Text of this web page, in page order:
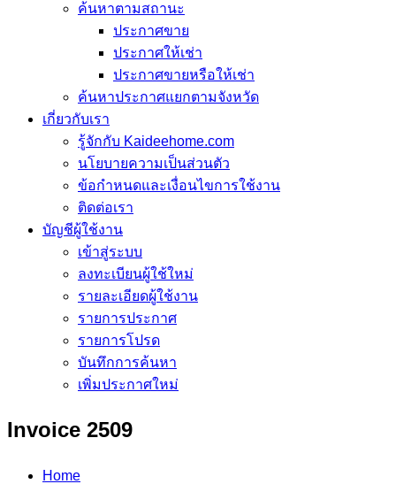
ค้นหาตามสถานะ
ประกาศขาย
ประกาศให้เช่า
ประกาศขายหรือให้เช่า
ค้นหาประกาศแยกตามจังหวัด
เกี่ยวกับเรา
รู้จักกับ Kaideehome.com
นโยบายความเป็นส่วนตัว
ข้อกำหนดและเงื่อนไขการใช้งาน
ติดต่อเรา
บัญชีผู้ใช้งาน
เข้าสู่ระบบ
ลงทะเบียนผู้ใช้ใหม่
รายละเอียดผู้ใช้งาน
รายการประกาศ
รายการโปรด
บันทึกการค้นหา
เพิ่มประกาศใหม่
Invoice 2509
Home